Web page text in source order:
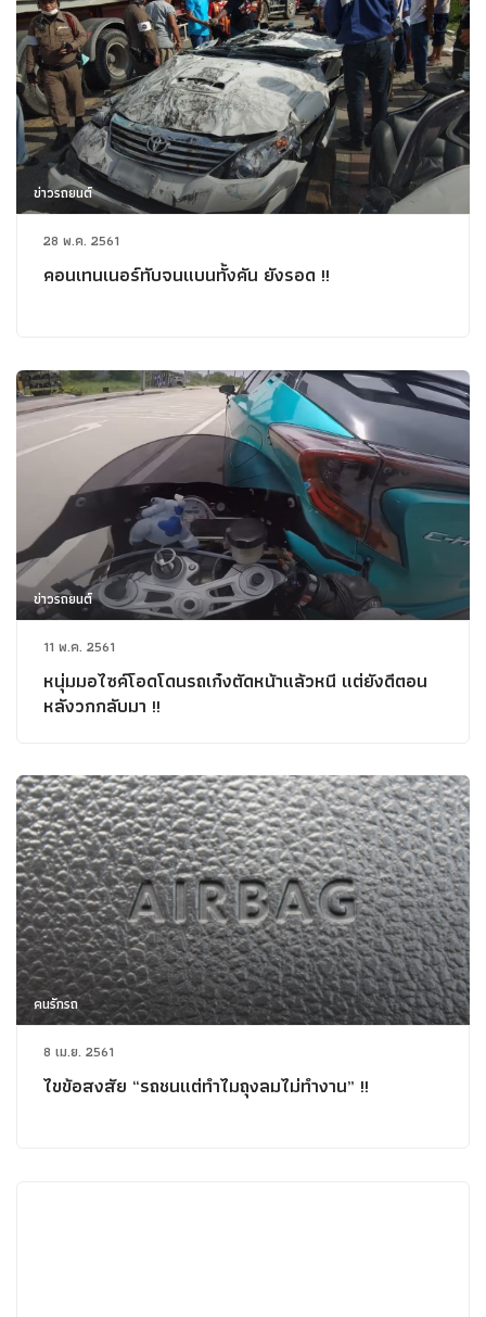
ข่าวรถยนต์
28 พ.ค. 2561
คอนเทนเนอร์ทับจนแบนทั้งคัน ยังรอด !!
ข่าวรถยนต์
11 พ.ค. 2561
หนุ่มมอไซค์โอดโดนรถเก๋งตัดหน้าแล้วหนี แต่ยังดีตอน
หลังวกกลับมา !!
คนรักรถ
8 เม.ย. 2561
ไขข้อสงสัย “รถชนแต่ทำไมถุงลมไม่ทำงาน” !!